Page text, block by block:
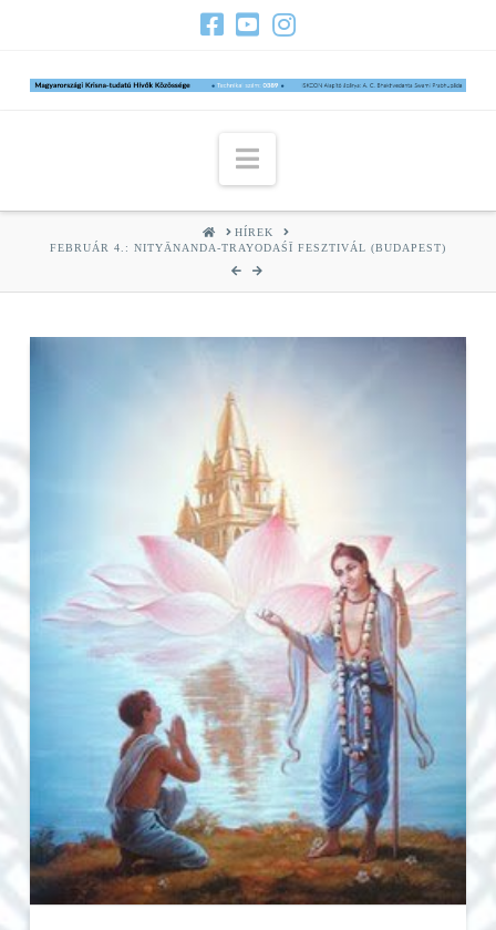
Navigation
HOMEHÍREK
FEBRUÁR 4.: NITYĀNANDA-TRAYODAŚĪ FESZTIVÁL (BUDAPEST)